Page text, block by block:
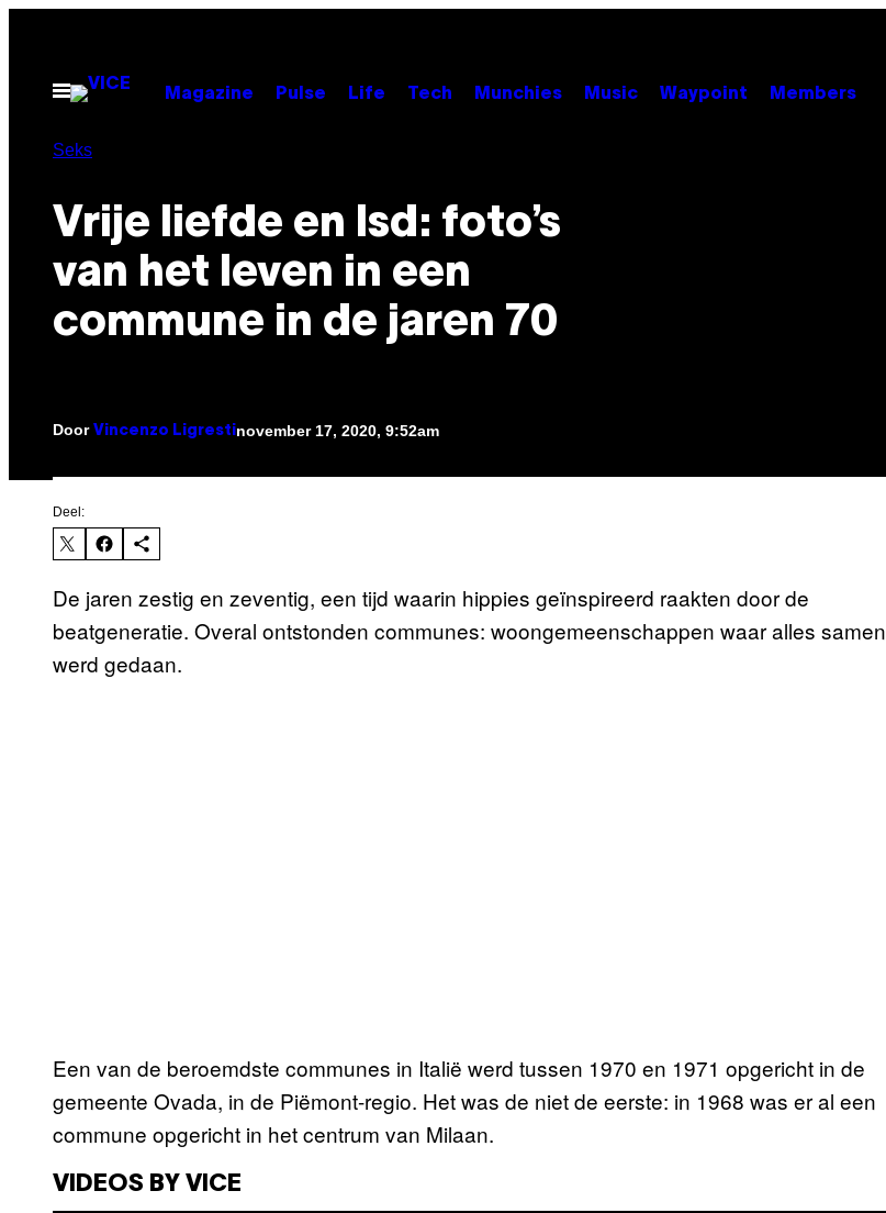
Open
menu
Magazine Pulse Life Tech Munchies Music Waypoint Members
Seks
Vrije liefde en lsd: foto’s
van het leven in een
commune in de jaren 70
Door Vincenzo Ligresti november 17, 2020, 9:52am
Deel:
De jaren zestig en zeventig, een tijd waarin hippies geïnspireerd raakten door de
beatgeneratie. Overal ontstonden communes: woongemeenschappen waar alles samen
werd gedaan.
Een van de beroemdste communes in Italië werd tussen 1970 en 1971 opgericht in de
gemeente Ovada, in de Piëmont-regio. Het was de niet de eerste: in 1968 was er al een
commune opgericht in het centrum van Milaan.
VIDEOS BY VICE